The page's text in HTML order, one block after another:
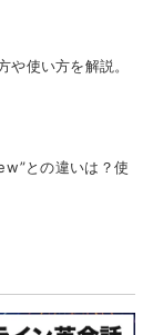
や使い方を解説。
との違いは？使